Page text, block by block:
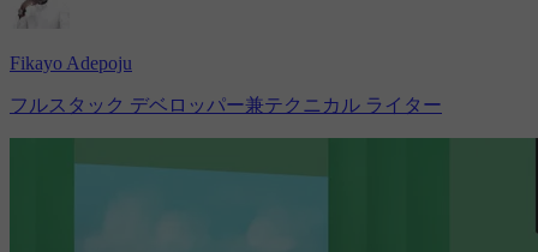
Fikayo Adepoju
フルスタック デベロッパー兼テクニカル ライター